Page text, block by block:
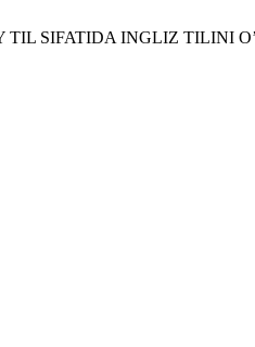
TIL SIFATIDA INGLIZ TILINI